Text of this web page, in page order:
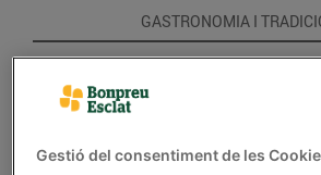
GASTRONOMIA I
Gestió del consentiment de les